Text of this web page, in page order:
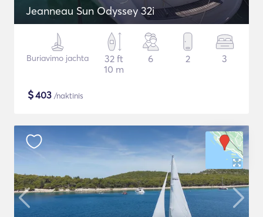
Jeanneau Sun Odyssey 32i
Buriavimo jachta
32 ft
10 m
6 2 3
$403 /naktinis